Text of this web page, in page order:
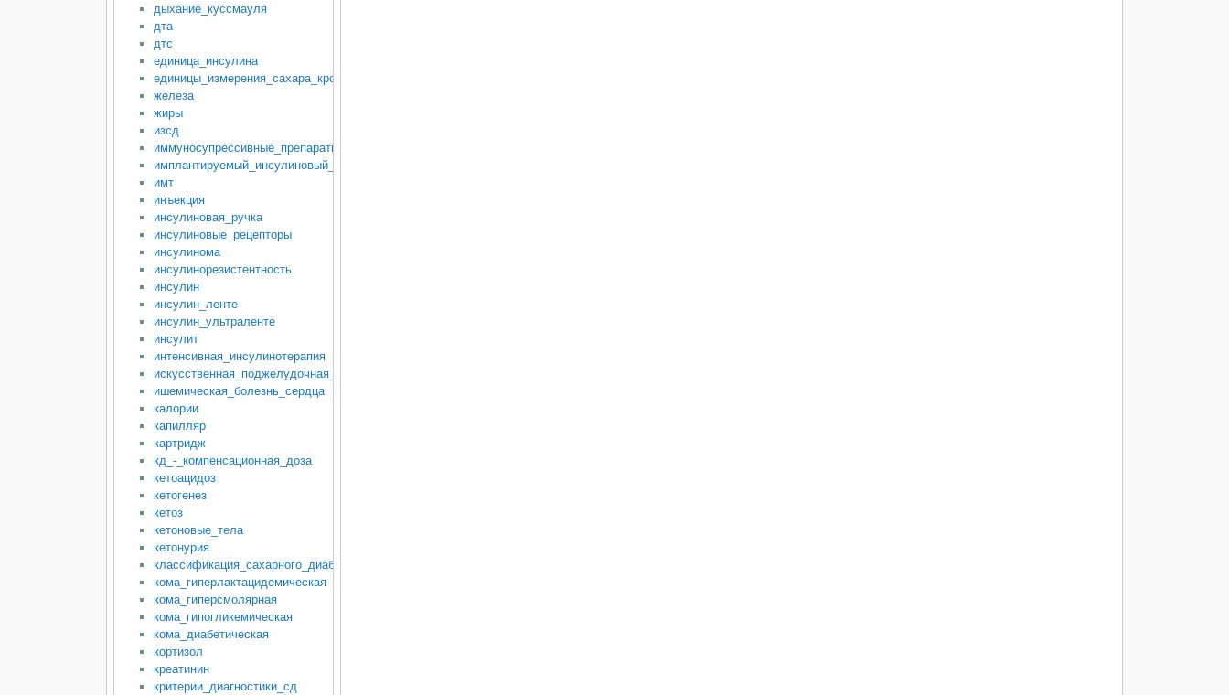
дыхание_куссмауля
дта
дтс
единица_инсулина
единицы_измерения_сахара_крови
железа
жиры
изсд
иммуносупрессивные_препараты
имплантируемый_инсулиновый_насос
имт
инъекция
инсулиновая_ручка
инсулиновые_рецепторы
инсулинома
инсулинорезистентность
инсулин
инсулин_ленте
инсулин_ультраленте
инсулит
интенсивная_инсулинотерапия
искусственная_поджелудочная_железа
ишемическая_болезнь_сердца
калории
капилляр
картридж
кд_-_компенсационная_доза
кетоацидоз
кетогенез
кетоз
кетоновые_тела
кетонурия
классификация_сахарного_диабета
кома_гиперлактацидемическая
кома_гиперсмолярная
кома_гипогликемическая
кома_диабетическая
кортизол
креатинин
критерии_диагностики_сд